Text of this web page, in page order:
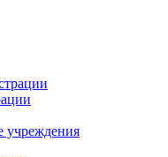
учреждения